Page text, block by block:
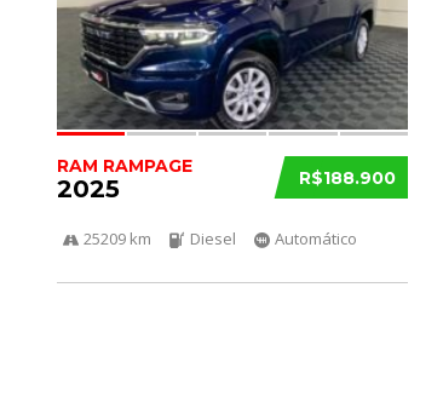
R$188.900
RAM RAMPAGE
2025
25209 km Diesel Automático